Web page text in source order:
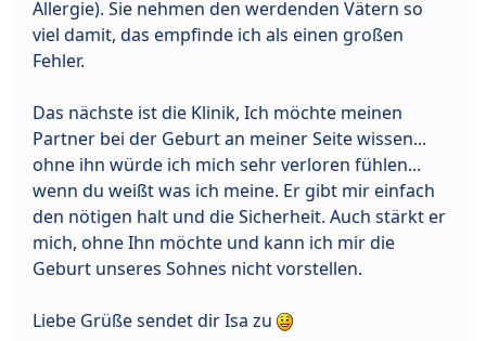
Allergie). Sie nehmen den werdenden Vätern so
viel damit, das empfinde ich als einen großen
Fehler.
Das nächste ist die Klinik, Ich möchte meinen
Partner bei der Geburt an meiner Seite wissen...
ohne ihn würde ich mich sehr verloren fühlen...
wenn du weißt was ich meine. Er gibt mir einfach
den nötigen halt und die Sicherheit. Auch stärkt er
mich, ohne Ihn möchte und kann ich mir die
Geburt unseres Sohnes nicht vorstellen.
Liebe Grüße sendet dir Isa zu